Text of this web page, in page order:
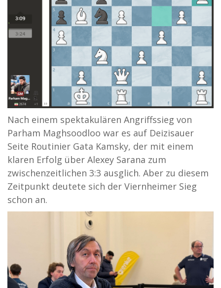
Nach einem spektakulären Angriffssieg von
Parham Maghsoodloo war es auf Deizisauer
Seite Routinier Gata Kamsky, der mit einem
klaren Erfolg über Alexey Sarana zum
zwischenzeitlichen 3:3 ausglich. Aber zu diesem
Zeitpunkt deutete sich der Viernheimer Sieg
schon an.